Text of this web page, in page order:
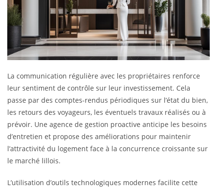
La communication régulière avec les propriétaires renforce
leur sentiment de contrôle sur leur investissement. Cela
passe par des comptes-rendus périodiques sur l’état du bien,
les retours des voyageurs, les éventuels travaux réalisés ou à
prévoir. Une agence de gestion proactive anticipe les besoins
d’entretien et propose des améliorations pour maintenir
l’attractivité du logement face à la concurrence croissante sur
le marché lillois.
L’utilisation d’outils technologiques modernes facilite cette